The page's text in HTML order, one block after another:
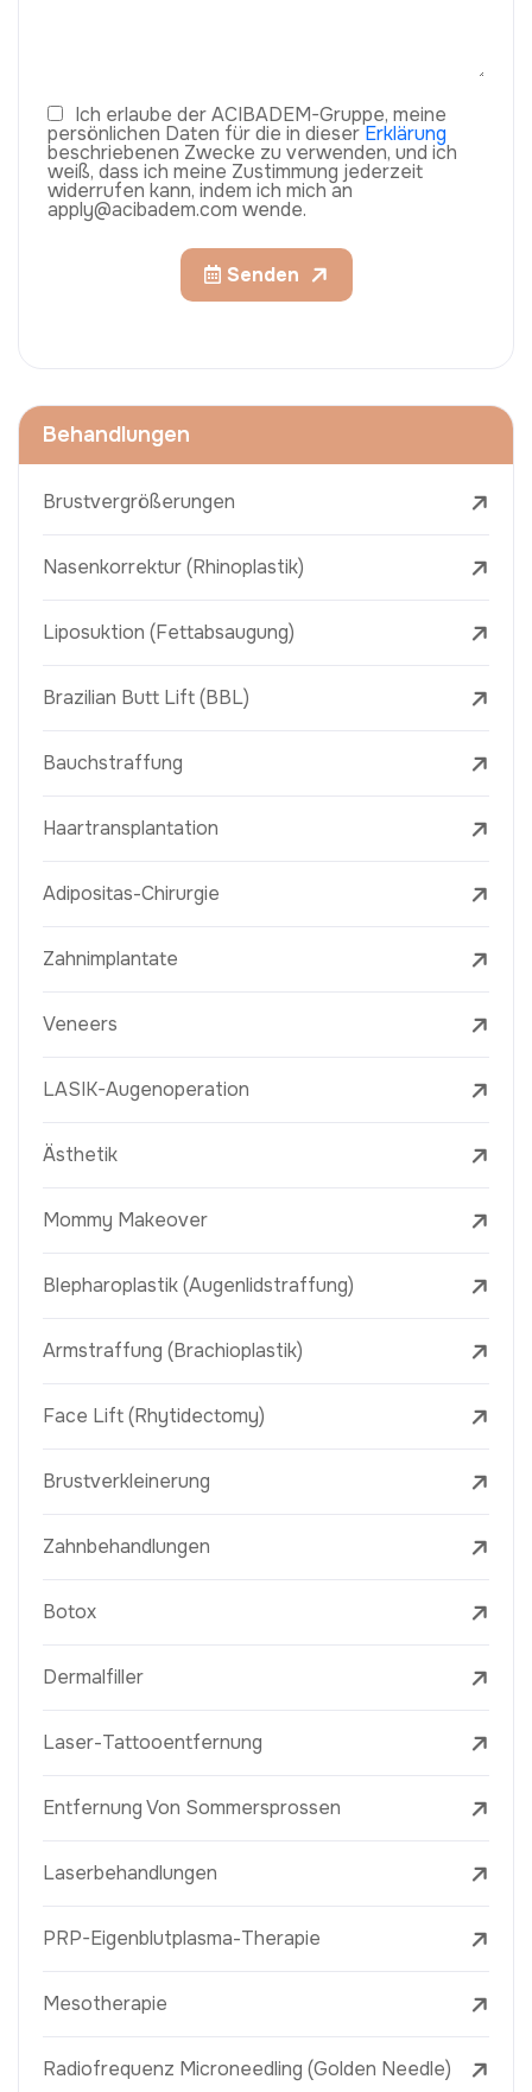
Ich erlaube der ACIBADEM-Gruppe, meine
persönlichen Daten für die in dieserErklärung
beschriebenen Zwecke zu verwenden, und ich
weiß, dass ich meine Zustimmung jederzeit
widerrufen kann, indem ich mich an
apply@acibadem.com wende.
Senden
Behandlungen
Brustvergrößerungen
Nasenkorrektur (Rhinoplastik)
Liposuktion (Fettabsaugung)
Brazilian Butt Lift (BBL)
Bauchstraffung
Haartransplantation
Adipositas-Chirurgie
Zahnimplantate
Veneers
LASIK-Augenoperation
Ästhetik
Mommy Makeover
Blepharoplastik (Augenlidstraffung)
Armstraffung (Brachioplastik)
Face Lift (Rhytidectomy)
Brustverkleinerung
Zahnbehandlungen
Botox
Dermalfiller
Laser-Tattooentfernung
Entfernung Von Sommersprossen
Laserbehandlungen
PRP-Eigenblutplasma-Therapie
Mesotherapie
Radiofrequenz Microneedling (Golden Needle)